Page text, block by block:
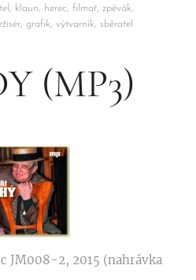
klaun, herec, filmař, zpěvák,
grafik, výtvarník, sběratel
(MP3)
JM008-2, 2015 (nahrávka